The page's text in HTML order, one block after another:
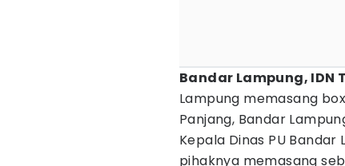
Bandar Lampung, IDN
Lampung memasang
Panjang, Bandar
Kepala Dinas PU
pihaknya memasang